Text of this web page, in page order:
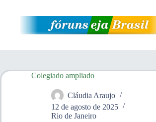
Colegiado ampliado
Cláudia Araujo
12 de agosto de 2025
Rio de Janeiro